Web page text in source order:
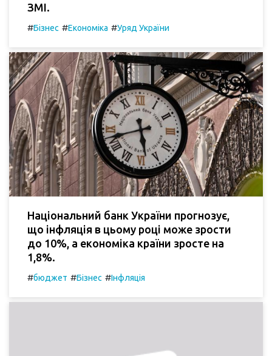
ЗМІ.
#Бізнес #Економіка #Уряд України
Національний банк України прогнозує,
що інфляція в цьому році може зрости
до 10%, а економіка країни зросте на
1,8%.
#бюджет #Бізнес #Інфляція